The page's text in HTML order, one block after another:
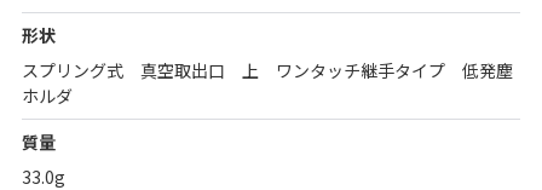
形状
スプリング式 真空取出口 上 ワンタッチ継手タイプ 低発塵
ホルダ
質量
33.0g